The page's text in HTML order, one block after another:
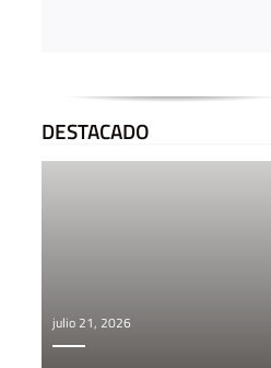
DESTACADO
julio 21, 2026
estamos
agotadas